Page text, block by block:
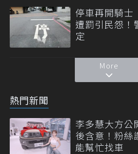
停車再開騎士
遭罰引民怨！
定
More
熱門新聞
李多慧大方公
後含意！粉絲
能幫忙找車